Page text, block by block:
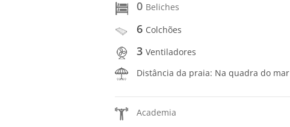
0 Beliches
6 Colchões
3Ventiladores
Distância da praia: Na quadra do mar
Academia